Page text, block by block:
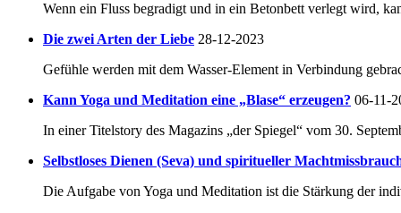
Wenn ein Fluss begradigt und in ein Betonbett verlegt wird,
Die zwei Arten der Liebe 28-12-2023
Gefühle werden mit dem Wasser-Element in Verbindung
Kann Yoga und Meditation eine „Blase“ erzeugen? 06-11-
In einer Titelstory des Magazins „der Spiegel“ vom 30.
Selbstloses Dienen (Seva) und spiritueller
Die Aufgabe von Yoga und Meditation ist die Stärkung der